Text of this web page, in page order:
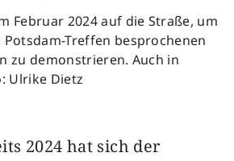
Februar 2024 auf die Straße, um
Treffen besprochenen
zu demonstrieren. Auch in
Ulrike Dietz
2024 hat sich der